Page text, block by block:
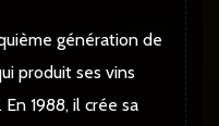
génération de
produit ses vins
1988, il crée sa